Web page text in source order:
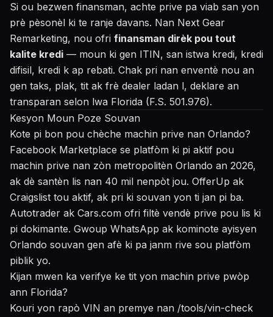
Si ou bezwen finansman, achte prive pa viab san yon
prè pèsonèl ki te ranje davans. Nan Next Gear
Remarketing, nou ofri finansman dirèk pou tout
kalite kredi — moun ki gen ITIN, san istwa kredi, kredi
difisil, kredi k ap rebati. Chak pri nan enventè nou an
gen taks, plak, tit ak frè dealer ladan l, deklare an
transparan selon lwa Florida (F.S. 501.976).
Kesyon Moun Poze Souvan
Kote pi bon pou chèche machin prive nan Orlando?
Facebook Marketplace se platfòm ki pi aktif pou
machin prive nan zòn metropolitèn Orlando an 2026,
ak dè santèn lis nan 40 mil nenpòt jou. OfferUp ak
Craigslist tou aktif, ak pri ki souvan yon ti jan pi ba.
Autotrader ak Cars.com ofri filtè vendè prive pou lis ki
pi dokimante. Gwoup WhatsApp ak kominote ayisyen
Orlando souvan gen afè ki pa janm rive sou platfòm
piblik yo.
Kijan mwen ka verifye ke tit yon machin prive pwòp
ann Florida?
Kouri yon rapò VIN an premye nan /tools/vin-check